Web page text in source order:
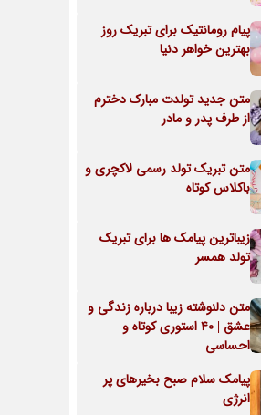
پیام رومانتیک برای تبریک روز
بهترین خواهر دنیا
متن جدید تولدت مبارک دخترم
از طرف پدر و مادر
متن تبریک تولد رسمی لاکچری و
باکلاس کوتاه
زیباترین پیامک ها برای تبریک
تولد همسر
متن دلنوشته زیبا درباره زندگی و
عشق | 40 استوری کوتاه و
احساسی
پیامک سلام صبح بخیرهای پر
انرژی